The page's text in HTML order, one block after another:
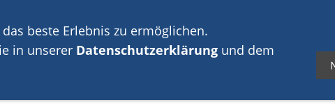
beste Erlebnis zu ermöglichen.
in unserer Datenschutzerklärung und dem